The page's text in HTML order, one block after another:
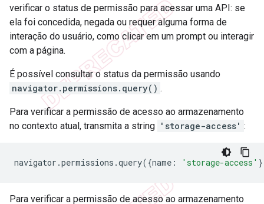
verificar o status de permissão para acessar uma API: se
ela foi concedida, negada ou requer alguma forma de
interação do usuário, como clicar em um prompt ou interagir
com a página.
É possível consultar o status da permissão usando
navigator.permissions.query() .
Para verificar a permissão de acesso ao armazenamento
no contexto atual, transmita a string 'storage-access' :
navigator .permissions .query({name : 'storage-access'
Para verificar a permissão de acesso ao armazenamento